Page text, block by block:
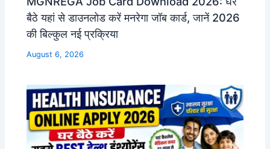
बैठे यहां से डाउनलोड करें मनरेगा जॉब कार्ड, जानें 2026
की बिल्कुल नई प्रक्रिया
August 6, 2026